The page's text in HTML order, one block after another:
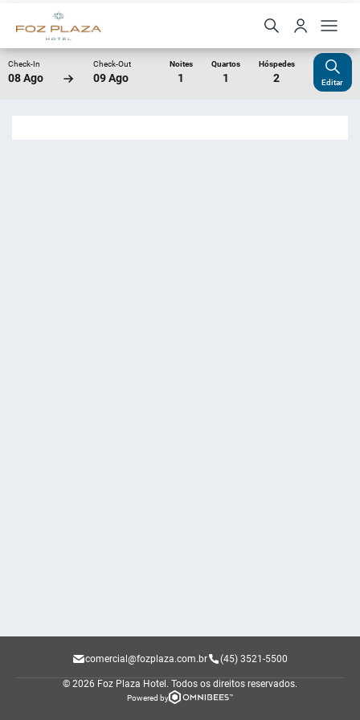
Check-In
08 Ago
Check-Out
09 Ago
Noites
1
Quartos
1
Hóspedes
2 Editar
comercial@fozplaza.com.br (45) 3521-5500
© 2026 Foz Plaza Hotel. Todos os direitos reservados.
Powered by